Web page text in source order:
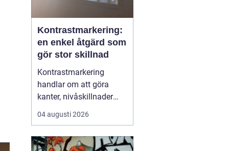
Kontrastmarkering:
en enkel åtgärd som
gör stor skillnad
Kontrastmarkering
handlar om att göra
kanter, nivåskillnader
och glasytor tydliga med
hjälp av färg och form.
risken för olyckor och
04 augusti 2026